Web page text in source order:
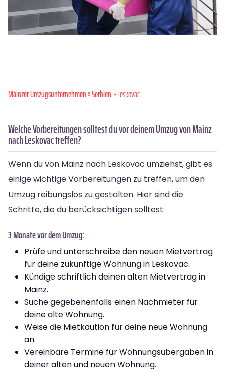
Mainzer Umzugsunternehmen»Serbien» Leskovac
Welche Vorbereitungen solltest du vor deinem Umzug von Mainz
nach Leskovac treffen?
Wenn du von Mainz nach Leskovac umziehst, gibt es
einige wichtige Vorbereitungen zu treffen, um den
Umzug reibungslos zu gestalten. Hier sind die
Schritte, die du berücksichtigen solltest:
3 Monate vor dem Umzug:
Prüfe und unterschreibe den neuen Mietvertrag
für deine zukünftige Wohnung in Leskovac.
Kündige schriftlich deinen alten Mietvertrag in
Mainz.
Suche gegebenenfalls einen Nachmieter für
deine alte Wohnung.
Weise die Mietkaution für deine neue Wohnung
an.
Vereinbare Termine für Wohnungsübergaben in
deiner alten und neuen Wohnung.